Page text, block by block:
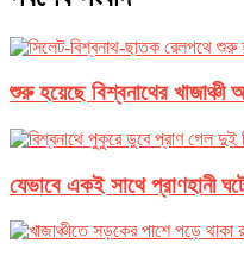
শুরু হয়েছে বিশ্বনাথের
যেভাবে একই সাথে প্রাণহানী